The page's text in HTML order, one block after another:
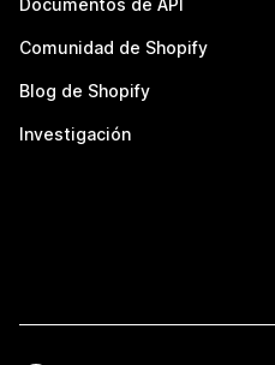
Documentos de API
Comunidad de Shopify
Blog de Shopify
Investigación